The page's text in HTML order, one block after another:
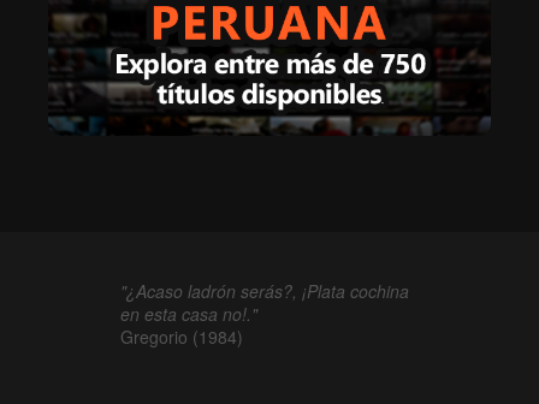
"¿Acaso ladrón serás?, ¡Plata cochina
en esta casa no!."
Gregorio (1984)